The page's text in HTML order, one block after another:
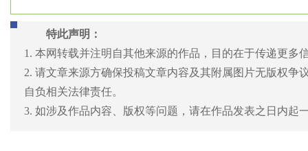
特此声明：
1. 本网转载并注明自其他来源的作品，目的在于传递更多
2. 请文章来源方确保投稿文章内容及其附属图片无版权争
自负相关法律责任。
3. 如涉及作品内容、版权等问题，请在作品发表之日内起